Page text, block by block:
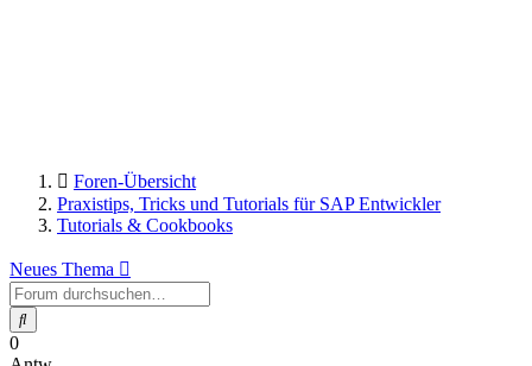
Foren-Übersicht
Praxistips, Tricks und Tutorials für SAP Entwickler
Tutorials & Cookbooks
Neues Thema
Suche
0